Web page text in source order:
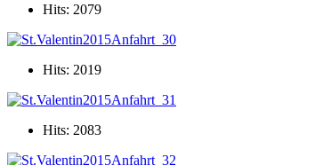
Hits: 2079
Hits: 2019
Hits: 2083